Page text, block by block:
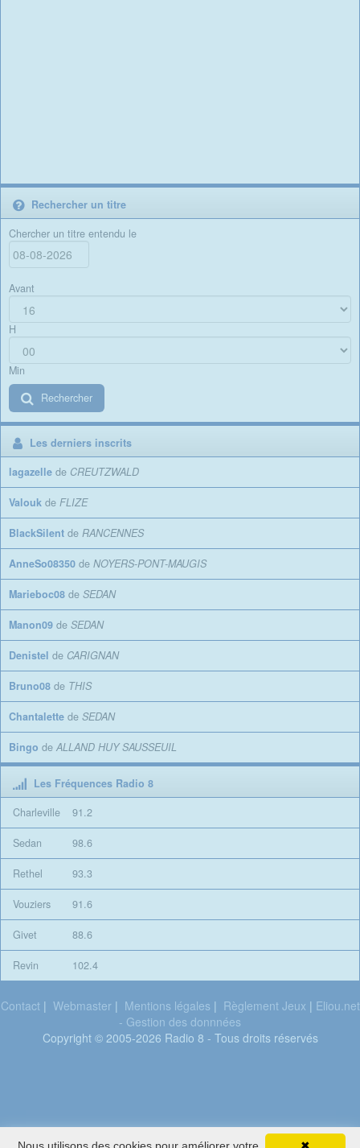
Rechercher un titre
Chercher un titre entendu le
Avant
H
Min
Rechercher
Les derniers inscrits
lagazelle de CREUTZWALD
Valouk de FLIZE
BlackSilent de RANCENNES
AnneSo08350 de NOYERS-PONT-MAUGIS
Marieboc08 de SEDAN
Manon09 de SEDAN
Denistel de CARIGNAN
Bruno08 de THIS
Chantalette de SEDAN
Bingo de ALLAND HUY SAUSSEUIL
Les Fréquences Radio 8
Charleville
91.2
Sedan 98.6
Rethel 93.3
Vouziers 91.6
Givet 88.6
Revin 102.4
Contact| Webmaster| Mentions légales | Règlement Jeux | Eliou.net
- Gestion des donnnées
Copyright © 2005-2026 Radio 8 - Tous droits réservés